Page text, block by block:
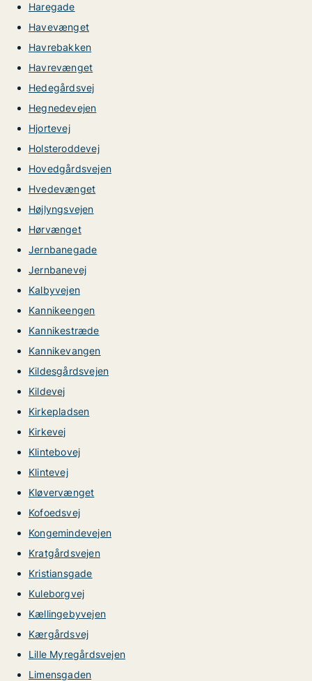
Haregade
Havevænget
Havrebakken
Havrevænget
Hedegårdsvej
Hegnedevejen
Hjortevej
Holsteroddevej
Hovedgårdsvejen
Hvedevænget
Højlyngsvejen
Hørvænget
Jernbanegade
Jernbanevej
Kalbyvejen
Kannikeengen
Kannikestræde
Kannikevangen
Kildesgårdsvejen
Kildevej
Kirkepladsen
Kirkevej
Klintebovej
Klintevej
Kløvervænget
Kofoedsvej
Kongemindevejen
Kratgårdsvejen
Kristiansgade
Kuleborgvej
Kællingebyvejen
Kærgårdsvej
Lille Myregårdsvejen
Limensgaden